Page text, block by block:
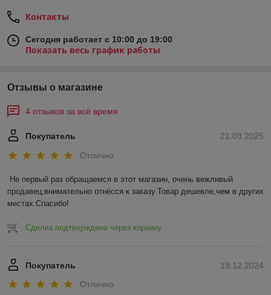
Контакты
Сегодня работает с 10:00 до 19:00
Показать весь график работы
Отзывы о магазине
4 отзывов за всё время
21.03.2025
Покупатель
Отлично
Не первый раз обращаемся в этот магазин, очень вежливый
продавец,внимательно отнёсся к заказу.Товар дешевле,чем в других
местах.Спасибо!
Сделка подтверждена через корзину
19.12.2024
Покупатель
Отлично